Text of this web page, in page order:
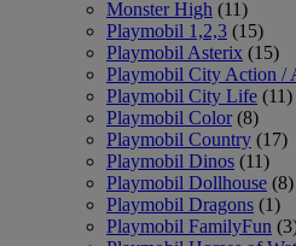
Monster High (11)
Playmobil 1,2,3 (15)
Playmobil Asterix (15)
Playmobil City Action /
Playmobil City Life (11)
Playmobil Color (8)
Playmobil Country (17)
Playmobil Dinos (11)
Playmobil Dollhouse (8)
Playmobil Dragons (1)
Playmobil FamilyFun